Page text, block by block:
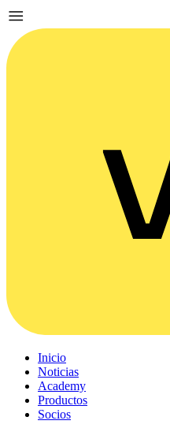
Inicio
Noticias
Academy
Productos
Socios